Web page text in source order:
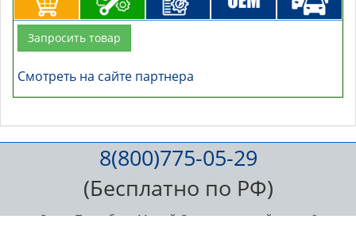
Запросить товар
Смотреть на сайте партнера
8(800)775-05-29
(Бесплатно по РФ)
Санкт-Петербург, Малый Сампсониевский пр., д. 2